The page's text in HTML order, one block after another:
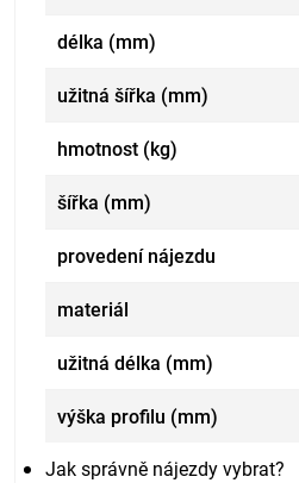
délka (mm)
užitná šířka (mm)
hmotnost (kg)
šířka (mm)
provedení nájezdu
materiál
užitná délka (mm)
výška profilu (mm)
Jak správně nájezdy vybrat?